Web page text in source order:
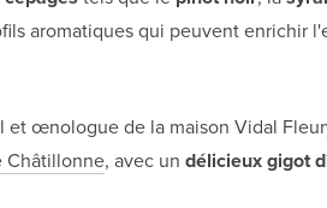
aromatiques qui peuvent enrichir
et œnologue de la maison Vidal
Châtillonne, avec un délicieux gigot